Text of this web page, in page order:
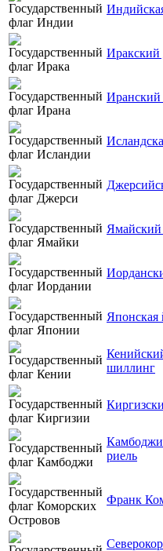
Иракский
Иранский
Ямайский
Японская
шиллинг
риель
Франк